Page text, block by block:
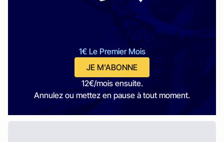
1€ Le Premier Mois
JE M'ABONNE
12€/mois ensuite.
Annulez ou mettez en pause à tout moment.